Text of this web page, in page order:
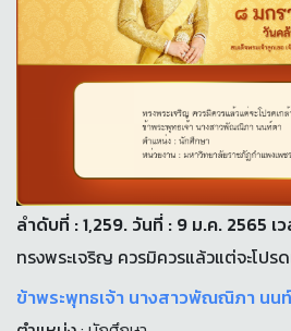
ลำดับที่ : 1,259. วันที่ : 9 ม.ค. 2565 เว
ทรงพระเจริญ ควรมิควรแล้วแต่จะโปร
ข้าพระพุทธเจ้า นางสาวพัณณิภา นน